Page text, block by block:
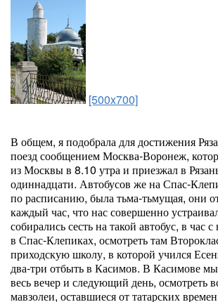
[500x700]
В общем, я подобрала для достижения
поезд сообщением Москва-Воронеж,
из Москвы в 8.10 утра и приезжал в
одиннадцати. Автобусов же на Спас-
по расписанию, была тьма-тьмущая, они
каждый час, что нас совершенно
собирались сесть на такой автобус, в час
в Спас-Клепиках, осмотреть там
приходскую школу, в которой учился
два-три отбыть в Касимов. В Касимове
весь вечер и следующий день, осмотреть
мавзолеи, оставшиеся от татарских